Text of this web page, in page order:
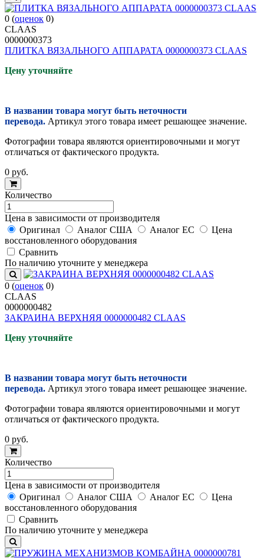
0 (оценок 0)
CLAAS
0000000373
ПЛИТКА ВЯЗАЛЬНОГО АППАРАТА 0000000373 CLAAS
Цену уточняйте
В названии товара могут быть неточности
перевода. Артикул этого товара имеет решающее значение.
Фотографии товара являются ориентировочными и могут
отличаться от фактического продукта.
0 руб.
Количество
Цена в зависимости от производителя
Оригинал
Аналог США Аналог ЕС
Цена
восстановленного оборудования
Cравнить
По наличию уточните у менеджера
0 (оценок 0)
CLAAS
0000000482
ЗАКРАИНА ВЕРХНЯЯ 0000000482 CLAAS
Цену уточняйте
В названии товара могут быть неточности
перевода. Артикул этого товара имеет решающее значение.
Фотографии товара являются ориентировочными и могут
отличаться от фактического продукта.
0 руб.
Количество
Цена в зависимости от производителя
Оригинал
Аналог США Аналог ЕС
Цена
восстановленного оборудования
Cравнить
По наличию уточните у менеджера